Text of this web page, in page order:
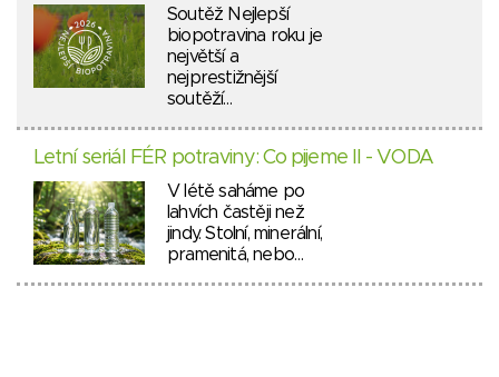
Soutěž Nejlepší
biopotravina roku je
největší a
nejprestižnější
soutěží…
Letní seriál FÉR potraviny: Co pijeme II - VODA
V létě saháme po
lahvích častěji než
jindy. Stolní, minerální,
pramenitá, nebo…